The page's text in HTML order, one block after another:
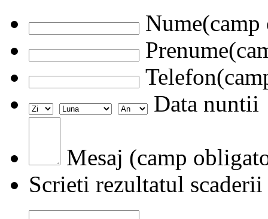
Data nuntii
Mesaj (camp
Scrieti rezultatul scaderii